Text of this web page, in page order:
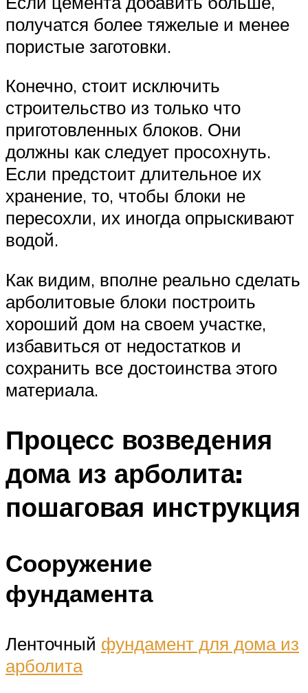
получатся более тяжелые и менее
пористые заготовки.
Конечно, стоит исключить
строительство из только что
приготовленных блоков. Они
должны как следует просохнуть.
Если предстоит длительное их
хранение, то, чтобы блоки не
пересохли, их иногда опрыскивают
водой.
Как видим, вполне реально сделать
арболитовые блоки построить
хороший дом на своем участке,
избавиться от недостатков и
сохранить все достоинства этого
материала.
Процесс возведения
дома из арболита:
пошаговая инструкция
Сооружение
фундамента
Ленточный фундамент для дома из
арболита